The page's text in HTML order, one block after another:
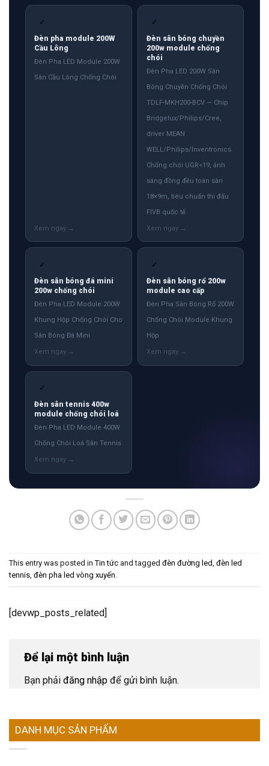
✓
Đèn pha module 200W
Cầu Lông
Đèn Pha LED Module 200W
Sân Cầu Lông Chống Chói
✓
Đèn sân bóng chuyền
200w module chống
chói
Đèn Pha LED 200W Sân
Bóng Chuyền Chống Chói
TDLF-MKH200-BCV — Chip
Bridgelux/Philips/Cree,
driver MEAN
WELL/Philips/Inventronics.
Chống chói UGR<19, ánh
sáng đồng đều toàn sân
18×9m, tiêu chuẩn thi đấu
FIVB quốc tế
✓
Đèn sân bóng đá mini
200w chống chói
Đèn Pha LED Module 200W
Khung Hộp Chống Chói Cho
Sân Bóng Đá Mini
✓
Đèn sân bóng rổ 200w
module cao cấp
Đèn Pha Sân Bóng Rổ 200W
Chống Chói Module Khung
Hộp
✓
Đèn sân tennis 400w
module chống chói loá
Đèn Pha LED Module 400W
Chống Chói Loá Sân Tennis
This entry was posted inTin tức and tagged đèn đường led, đèn led
tennis, đèn pha led vòng xuyến.
[devwp_posts_related]
Để lại một bình luận
Bạn phải đăng nhập để gửi bình luận.
DANH MỤC SẢN PHẨM